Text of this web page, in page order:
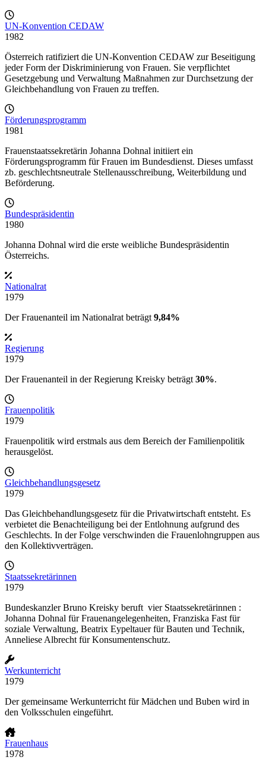
UN-Konvention CEDAW
1982
Österreich ratifiziert die UN-Konvention CEDAW zur Beseitigung
jeder Form der Diskriminierung von Frauen. Sie verpflichtet
Gesetzgebung und Verwaltung Maßnahmen zur Durchsetzung der
Gleichbehandlung von Frauen zu treffen.
Förderungsprogramm
1981
Frauenstaatssekretärin Johanna Dohnal initiiert ein
Förderungsprogramm für Frauen im Bundesdienst. Dieses umfasst
zb. geschlechtsneutrale Stellenausschreibung, Weiterbildung und
Beförderung.
Bundespräsidentin
1980
Johanna Dohnal wird die erste weibliche Bundespräsidentin
Österreichs.
Nationalrat
1979
Der Frauenanteil im Nationalrat beträgt 9,84%
Regierung
1979
Der Frauenanteil in derRegierung Kreisky beträgt 30%.
Frauenpolitik
1979
Frauenpolitik wird erstmals aus dem Bereich der Familienpolitik
herausgelöst.
Gleichbehandlungsgesetz
1979
Das Gleichbehandlungsgesetz für die Privatwirtschaft entsteht. Es
verbietet die Benachteiligung bei der Entlohnung aufgrund des
Geschlechts. In der Folge verschwinden die Frauenlohngruppen aus
den Kollektivverträgen.
Staatssekretärinnen
1979
Bundeskanzler Bruno Kreisky beruft vier Staatssekretärinnen :
Johanna Dohnal für Frauenangelegenheiten, Franziska Fast für
soziale Verwaltung, Beatrix Eypeltauer für Bauten und Technik,
Anneliese Albrecht für Konsumentenschutz.
Werkunterricht
1979
Der gemeinsame Werkunterricht für Mädchen und Buben wird in
den Volksschulen eingeführt.
Frauenhaus
1978